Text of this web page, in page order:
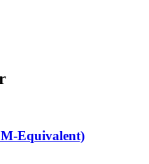
Equivalent)